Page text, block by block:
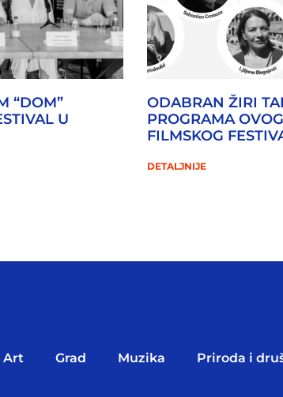
“DOM”
U
ODABRAN ŽIRI
PROGRAMA
FILMSKOG
DETALJNIJE
Art Grad Muzika Priroda i